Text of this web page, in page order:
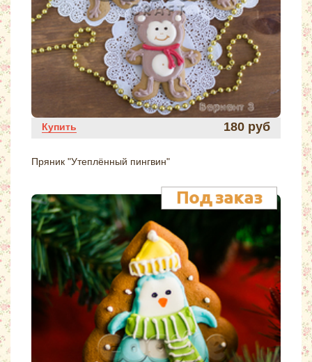
Купить 180 руб
Пряник "Утеплённый пингвин"